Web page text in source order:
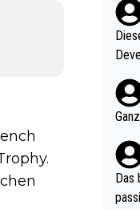
e mal 40+
och krasser wie ein
Das